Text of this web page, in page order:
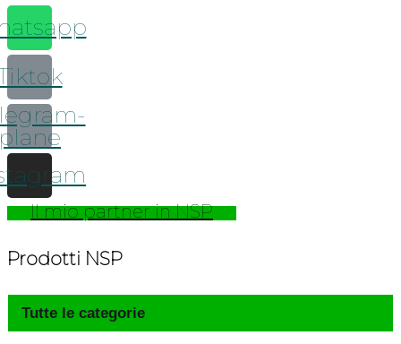
Il mio partner in NSP
Prodotti NSP
Tutte le categorie